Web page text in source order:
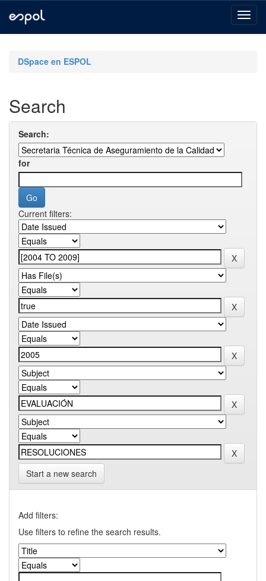
navigationDSpace en ESPOL
Search
Search:
for
Current filters:
Start a new search
Add filters:
Use filters to refine the search results.